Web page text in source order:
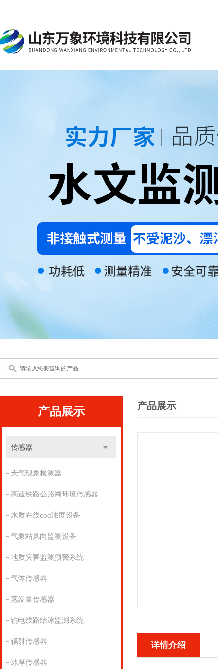
产品展示
传感器
天气现象检测器
高速铁路公路网环境传感器
水质在线cod浊度设备
气象站风向监测设备
地质灾害监测预警系统
气体传感器
蒸发量传感器
输电线路结冰监测系统
辐射传感器
冰厚传感器
产品展示
详情介绍